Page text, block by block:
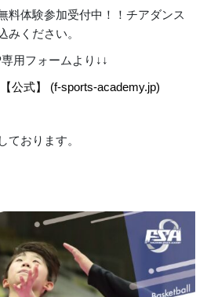
料体験参加受付中！！チアダンス
みください。
用フォームより↓↓
公式】 (f-sports-academy.jp)
ております。